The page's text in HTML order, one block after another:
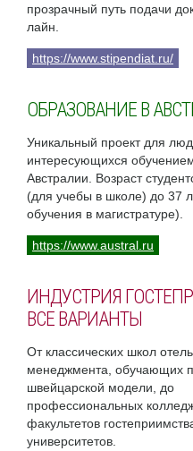
прозрачный путь подачи
лайн.
https://www.stipendiat.ru/
ОБРАЗОВАНИЕ В
Уникальный проект для
интересующихся
Австралии. Возраст
(для учебы в школе) до 37
обучения в магистратуре).
https://www.austral.ru
ИНДУСТРИЯ
ВСЕ ВАРИАНТЫ
От классических школ
менеджмента, обучающих
швейцарской модели, до
профессиональных
факультетов
университетов.